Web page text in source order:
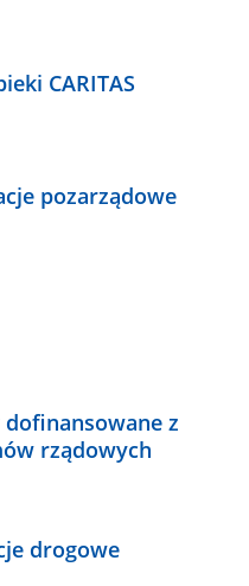
CARITAS
pozarządowe
z
rządowych
drogowe